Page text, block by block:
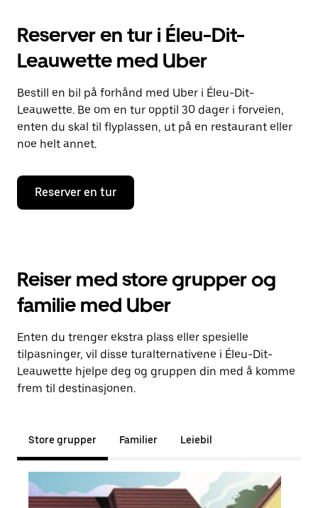
Reserver en tur i Éleu-Dit-
Leauwette med Uber
Bestill en bil på forhånd med Uber i Éleu-Dit-
Leauwette. Be om en tur opptil 30 dager i forveien,
enten du skal til flyplassen, ut på en restaurant eller
noe helt annet.
Reserver en tur
Reiser med store grupper og
familie med Uber
Enten du trenger ekstra plass eller spesielle
tilpasninger, vil disse turalternativene i Éleu-Dit-
Leauwette hjelpe deg og gruppen din med å komme
frem til destinasjonen.
Store grupper Familier Leiebil